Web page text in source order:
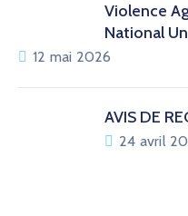
Violence
National
12 mai 2026
AVIS DE
24 avril